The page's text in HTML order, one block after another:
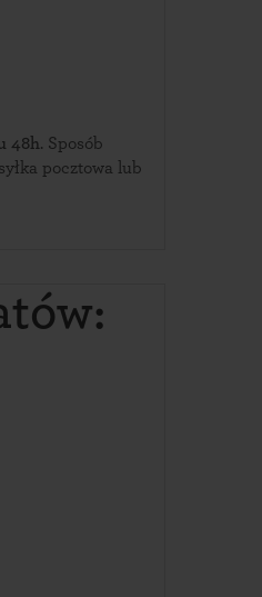
48h. Sposób
pocztowa lub